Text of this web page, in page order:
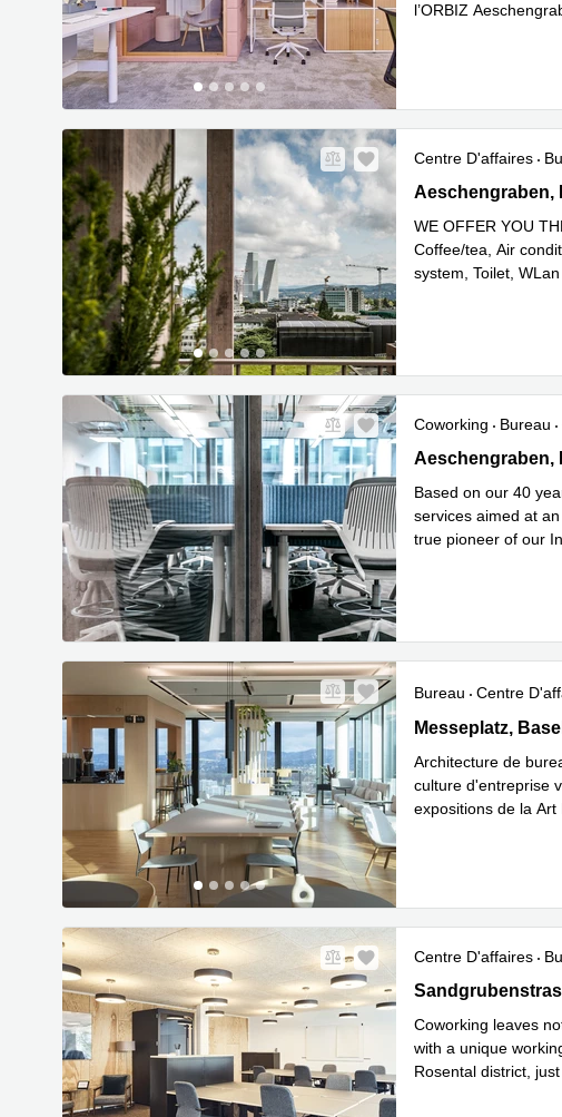
l’ORBIZ
Centre D'affaires
Aeschengraben
Aeschengraben,
WE OFFER YOU
Coffee/tea, Air
system, Toilet,
Coworking Bureau
Aeschengraben
Aeschengraben,
Based on our 40
services aimed at
true pioneer of our
Bureau Centre
Messeplatz 10,
Messeplatz,
Architecture de
culture d'entreprise
expositions de la
Centre D'affaires
Coworking leaves
with a unique
Rosental district,